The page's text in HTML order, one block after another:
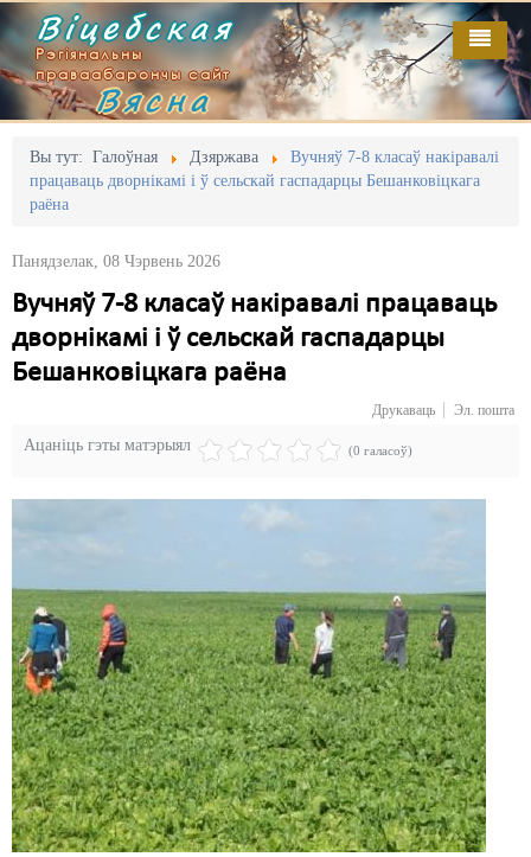
Віцебская
Рэгіянальны
праваабарончы сайт
Вясна
Вы тут: Галоўная Дзяржава
Вучняў 7-8 класаў накіравалі
працаваць дворнікамі і ў сельскай гаспадарцы Бешанковіцкага
раёна
Панядзелак, 08 Чэрвень 2026
Вучняў 7-8 класаў накіравалі працаваць
дворнікамі і ў сельскай гаспадарцы
Бешанковіцкага раёна
Друкаваць Эл. пошта
Ацаніць гэты матэрыял (0 галасоў)
Галоўная
Адміністрацыйны перасьлед
Акцыі
Выбары
Грамадзянскія ініцыятывы
Дыскрымінацыя
Культурныя правы
ЛПП
Мігранты
Мірныя сходы
Палітвязьні
Выданьні
Відэа
Пра нас
RSS